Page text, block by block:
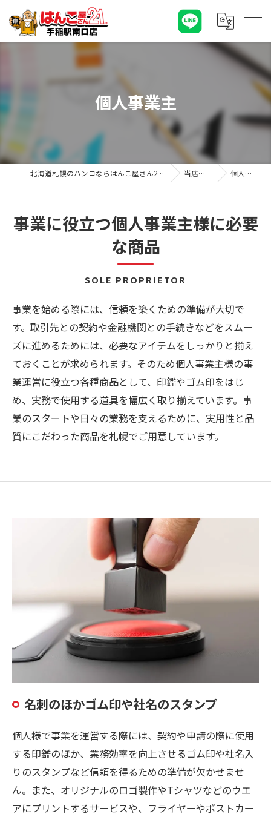
個人事業主
北海道札幌のハンコならはんこ屋さん21手稲駅南口店 当店の特徴 個人事業主
事業に役立つ個人事業主様に必要
な商品
SOLE PROPRIETOR
事業を始める際には、信頼を築くための準備が大切で
す。取引先との契約や金融機関との手続きなどをスムー
ズに進めるためには、必要なアイテムをしっかりと揃え
ておくことが求められます。そのため個人事業主様の事
業運営に役立つ各種商品として、印鑑やゴム印をはじ
め、実務で使用する道具を幅広く取り揃えています。事
業のスタートや日々の業務を支えるために、実用性と品
質にこだわった商品を札幌でご用意しています。
名刺のほかゴム印や社名のスタンプ
個人様で事業を運営する際には、契約や申請の際に使用
する印鑑のほか、業務効率を向上させるゴム印や社名入
りのスタンプなど信頼を得るための準備が欠かせませ
ん。また、オリジナルのロゴ製作やTシャツなどのウエ
アにプリントするサービスや、フライヤーやポストカー